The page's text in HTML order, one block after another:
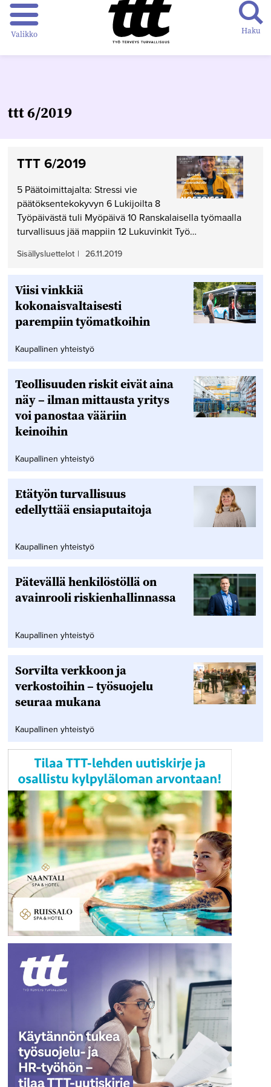
Valikko Haku
ttt 6/2019
TTT 6/2019
5 Päätoimittajalta: Stressi vie
päätöksentekokyvyn 6 Lukijoilta 8
Työpäivästä tuli Myöpäivä 10 Ranskalaisella työmaalla
turvallisuus jää mappiin 12 Lukuvinkit Työ…
Sisällysluettelot | 26.11.2019
Viisi vinkkiä
kokonaisvaltaisesti
parempiin työmatkoihin
Kaupallinen yhteistyö
Teollisuuden riskit eivät aina
näy – ilman mittausta yritys
voi panostaa vääriin
keinoihin
Kaupallinen yhteistyö
Etätyön turvallisuus
edellyttää ensiaputaitoja
Kaupallinen yhteistyö
Pätevällä henkilöstöllä on
avainrooli riskienhallinnassa
Kaupallinen yhteistyö
Sorvilta verkkoon ja
verkostoihin – työsuojelu
seuraa mukana
Kaupallinen yhteistyö